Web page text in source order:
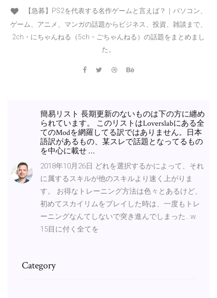
【急募】PS2を代表する名作ゲームと言えば？｜パソコン、
ゲーム、アニメ、マンガの話題からビジネス、投資、雑談まで、
2ch・にちゃんねる（5ch・ごちゃんねる）の話題をまとめまし
た。
簡易リスト 長期更新のないものは下の方に纏め
られています。 このリストはLoverslabにある全
てのModを網羅してる訳ではありません。日本
語訳があるもの、某スレで話題となってるもの
を中心に載せ …
2018年10月26日 どれを選択するかによって、それ
に属するスキルが他のスキルより速く上がりま
す。 お得なトレーニング方法は色々とあるけど、
初めてスカイリムをプレイした時は、一度もトレ
ーニングなんてしないで突き進んでしまった…w.
15目に付く全てを
Category